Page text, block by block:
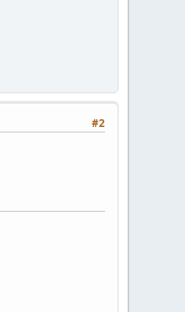
#2